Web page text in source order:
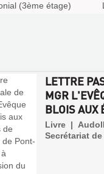
(3ème étage)
LETTRE
MGR
BLOIS AUX
Livre |
Secrétariat